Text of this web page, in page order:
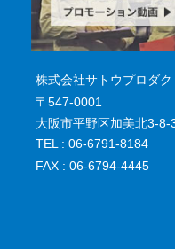
株式会社サトウプロダク
〒547-0001
大阪市平野区加美北3-8-
TEL : 06-6791-8184
FAX : 06-6794-4445